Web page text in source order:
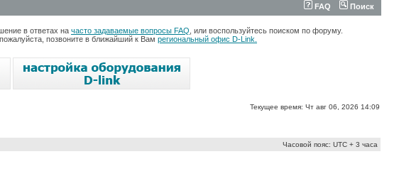
FAQ Поиск
в ответах на часто задаваемые вопросы FAQ , или воспользуйтесь поиском по форуму.
позвоните в ближайший к Вам региональный офис D-Link.
Текущее время: Чт авг 06, 2026 14:09
Часовой пояс: UTC + 3 часа